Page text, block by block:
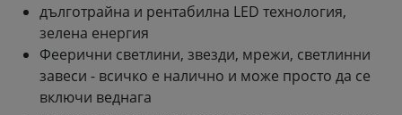
дълготрайна и рентабилна LED технология,
зелена енергия
Феерични светлини, звезди, мрежи, светлинни
завеси - всичко е налично и може просто да се
включи веднага